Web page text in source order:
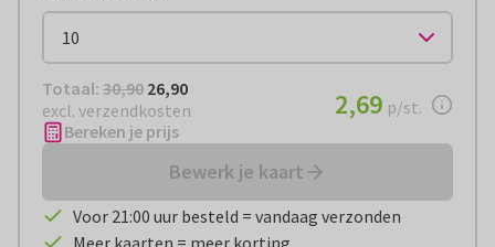
Totaal: € 26,90
Totaal: 30,90 26,90
excl. verzendkosten
€ 2,69per stuk
2,69 p/st.
Bereken je prijs
Bewerk je kaart
Voor 21:00 uur besteld = vandaag verzonden
Meer kaarten = meer korting